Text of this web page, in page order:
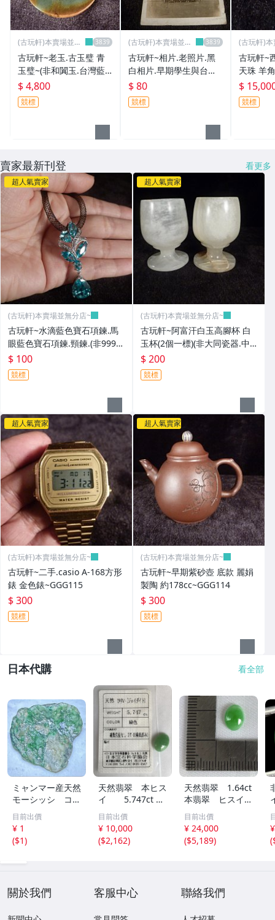
(古玩軒)本賣場並無
古玩軒~老玉.古玉璧 青
玉璧~(非和闐玉.台灣藍
寶.玫瑰石.澎湖文石.雞血
石.壽山石)WWW596
$ 4,800
競標
(古玩軒)本賣場並無
古玩軒~相片.老照片.黑
白相片.早期學生與台中
霧峰省議會.早期台中霧
峰省議會.現在改為紀念
園區.臺灣省諮議會.議事
$ 80
競標
(古玩軒)
古玩軒~
天珠 羊
眼珠 尺寸約115x19x19.
5mm
$
競標
賣家最新刊登 看更多
超人氣賣家
(古玩軒)本賣場並無分店~
古玩軒~水滴藍色寶石項鍊.馬
眼藍色寶石項鍊.頸鍊.(非999純
金項鍊.銀項鍊.銀鍊.銀手環)GG
G122
$ 100
競標
超人氣賣家
(古玩軒)本賣場並無分店~
古玩軒~阿富汗白玉高腳杯 白
玉杯(2個一標)(非大同瓷器.中
華陶瓷.金門陶瓷)GGG116
$ 200
競標
超人氣賣家
(古玩軒)本賣場並無分店~
古玩軒~二手.casio A-168方形
錶 金色錶~GGG115
$ 300
競標
超人氣賣家
(古玩軒)本賣場並無分店~
古玩軒~早期紫砂壺 底款 麗娟
製陶 約178cc~GGG114
$ 300
競標
日本代購 看全部
ミャンマー産天然
モーシッシ コス
モクロア 翡翠輝
石 原石20.16g^
^激レア石^ ^
目前出價
¥ 1
($1)
天然翡翠 本ヒス
イ 5.747ct 日
宝協ソーティン
グ ルース
天然ひすい
目前出價
¥ 10,000
($2,162)
天然翡翠 1.64ct
本翡翠 ヒスイ
ジェイダイト ル
ース
目前出價
¥ 24,000
($5,189)
(
關於我們 客服中心 聯絡我們